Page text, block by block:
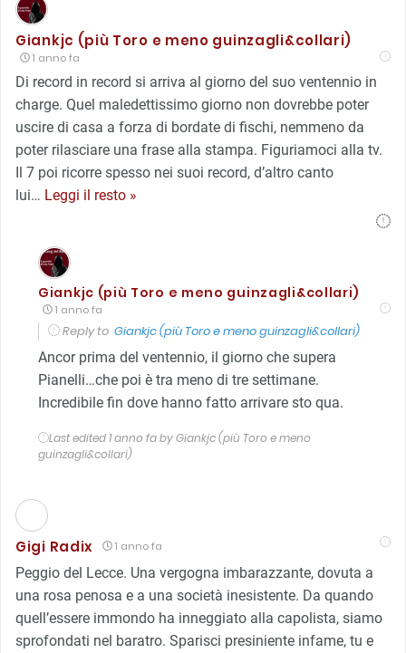
Giankjc (più Toro e meno guinzagli&collari)
1 anno fa
Di record in record si arriva al giorno del suo ventennio in
charge. Quel maledettissimo giorno non dovrebbe poter
uscire di casa a forza di bordate di fischi, nemmeno da
poter rilasciare una frase alla stampa. Figuriamoci alla tv.
Il 7 poi ricorre spesso nei suoi record, d’altro canto
lui… Leggi il resto »
Giankjc (più Toro e meno guinzagli&collari)
1 anno fa
Reply to Giankjc (più Toro e meno guinzagli&collari)
Ancor prima del ventennio, il giorno che supera
Pianelli…che poi è tra meno di tre settimane.
Incredibile fin dove hanno fatto arrivare sto qua.
Last edited 1 anno fa by Giankjc (più Toro e meno
guinzagli&collari)
Gigi Radix 1 anno fa
Peggio del Lecce. Una vergogna imbarazzante, dovuta a
una rosa penosa e a una società inesistente. Da quando
quell’essere immondo ha inneggiato alla capolista, siamo
sprofondati nel baratro. Sparisci presiniente infame, tu e